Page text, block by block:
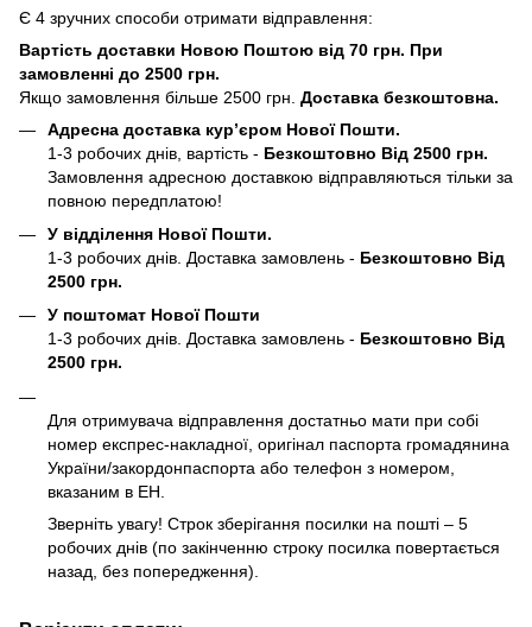
Є 4 зручних способи отримати відправлення:
Вартість доставки Новою Поштою від 70 грн. При
замовленні до 2500 грн.
Якщо замовлення більше 2500 грн. Доставка безкоштовна.
Адресна доставка кур’єром Нової Пошти.
1-3 робочих днів, вартість - Безкоштовно Від 2500 грн.
Замовлення адресною доставкою відправляються тільки за
повною передплатою!
У відділення Нової Пошти.
1-3 робочих днів. Доставка замовлень - Безкоштовно Від
2500 грн.
У поштомат Нової Пошти
1-3 робочих днів. Доставка замовлень - Безкоштовно Від
2500 грн.
Для отримувача відправлення достатньо мати при собі
номер експрес-накладної, оригінал паспорта громадянина
України/закордонпаспорта або телефон з номером,
вказаним в ЕН.
Зверніть увагу! Строк зберігання посилки на пошті – 5
робочих днів (по закінченню строку посилка повертається
назад, без попередження).